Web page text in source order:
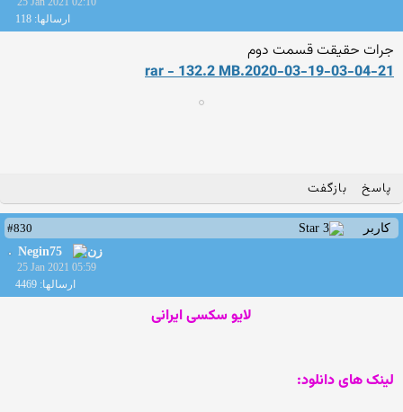
ارسالها: 118
جرات حقیقت قسمت دوم
2020-03-19-03-04-21.rar - 132.2 MB
پاسخ بازگفت
کاربر
#830
Negin75
25 Jan 2021 05:59
ارسالها: 4469
لایو سکسی ایرانی
لینک های دانلود: